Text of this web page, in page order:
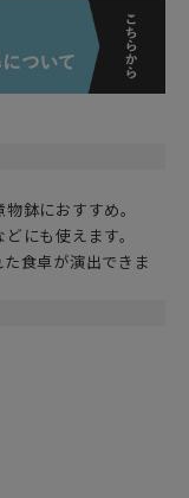
鉢におすすめ。
にも使えます。
食卓が演出できま